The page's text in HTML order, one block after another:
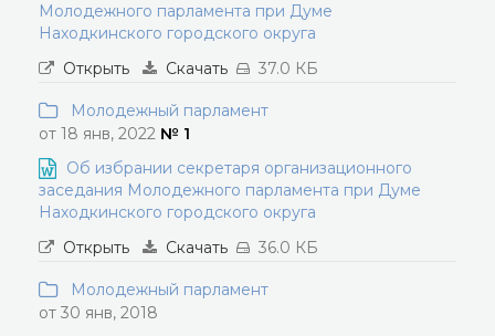
Молодежного парламента при Думе
Находкинского городского округа
Открыть
Скачать 37.0 КБ
Молодежный парламент
от 18 янв, 2022 № 1
Об избрании секретаря организационного
заседания Молодежного парламента при Думе
Находкинского городского округа
Открыть
Скачать 36.0 КБ
Молодежный парламент
от 30 янв, 2018